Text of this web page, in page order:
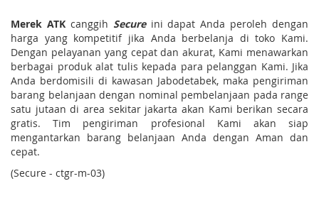
Merek ATKcanggih Secureini dapat Anda peroleh dengan
harga yang kompetitif jika Anda berbelanja di toko Kami.
Dengan pelayanan yang cepat dan akurat, Kami menawarkan
berbagai produk alat tulis kepada para pelanggan Kami. Jika
Anda berdomisili di kawasan Jabodetabek, maka pengiriman
barang belanjaan dengan nominal pembelanjaan pada range
satu jutaan di area sekitar jakarta akan Kami berikan secara
gratis. Tim pengiriman profesional Kami akan siap
mengantarkan barang belanjaan Anda dengan Aman dan
cepat.
(Secure - ctgr-m-03)